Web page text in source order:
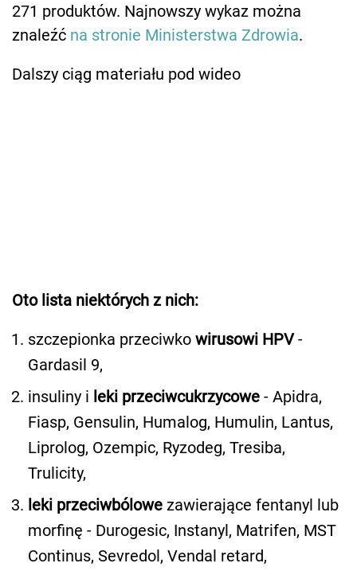
271 produktów. Najnowszy wykaz można
znaleźć na stronie Ministerstwa Zdrowia.
Dalszy ciąg materiału pod wideo
Oto lista niektórych z nich:
szczepionka przeciwko wirusowi HPV-
Gardasil 9,
insuliny i leki przeciwcukrzycowe - Apidra,
Fiasp, Gensulin, Humalog, Humulin, Lantus,
Liprolog, Ozempic, Ryzodeg, Tresiba,
Trulicity,
leki przeciwbólowe zawierające fentanyl lub
morfinę - Durogesic, Instanyl, Matrifen, MST
Continus, Sevredol, Vendal retard,